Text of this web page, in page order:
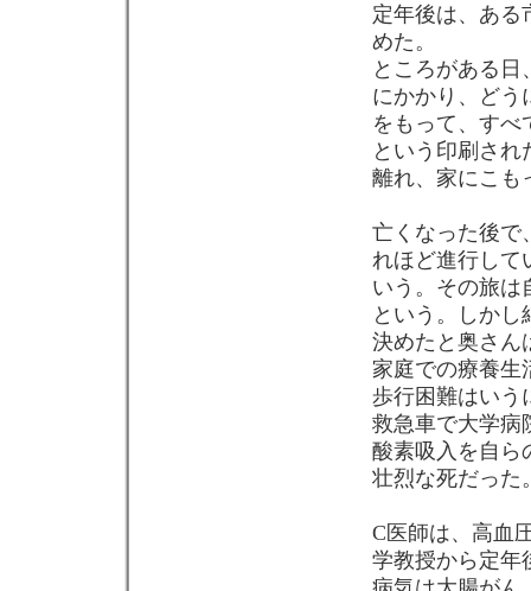
定年後は、ある
めた。
ところがある
にかかり、どう
をもって、すべ
という印刷さ
離れ、家にこも
亡くなった後で
れほど進行して
いう。その旅は
という。しか
決めたと奥さん
家庭での療養生
歩行困難はいう
救急車で大学病
酸素吸入を自ら
壮烈な死だった
C医師は、高血
学教授から定年